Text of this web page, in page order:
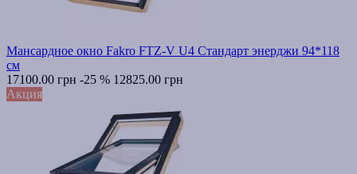
Мансардное окно Fakro FTZ-V U4 Стандарт энерджи 94*118
см
17100.00 грн -25 % 12825.00 грн
Акция